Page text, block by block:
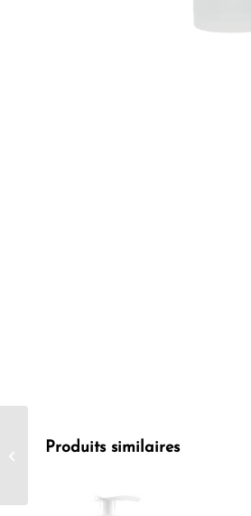
Produits similaires
Lait de Corps Peaux